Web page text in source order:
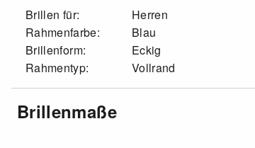
Brillen für:
Herren
Rahmenfarbe:
Blau
Brillenform:
Eckig
Rahmentyp:
Vollrand
Brillenmaße